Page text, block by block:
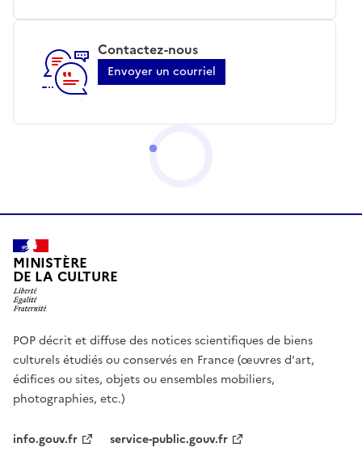
Contactez-nous
Envoyer un courriel
MINISTÈRE
DE LA CULTURE
POP décrit et diffuse des notices scientifiques de biens
culturels étudiés ou conservés en France (œuvres d'art,
édifices ou sites, objets ou ensembles mobiliers,
photographies, etc.)
info.gouv.fr service-public.gouv.fr